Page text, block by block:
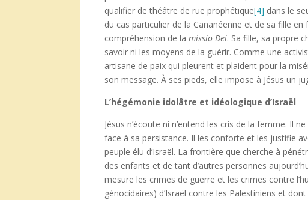
qualifier de théâtre de rue prophétique[4] dans le
du cas particulier de la Cananéenne et de sa fille
compréhension de lamissio Dei. Sa fille, sa propre
savoir ni les moyens de la guérir. Comme une
artisane de paix qui pleurent et plaident pour la
son message. À ses pieds, elle impose à Jésus un
L’hégémonie idolâtre et idéologique d’Israël
Jésus n’écoute ni n’entend les cris de la femme. Il
face à sa persistance. Il les conforte et les justifie
peuple élu d’Israël. La frontière que cherche à
des enfants et de tant d’autres personnes
mesure les crimes de guerre et les crimes contre
génocidaires) d’Israël contre les Palestiniens et